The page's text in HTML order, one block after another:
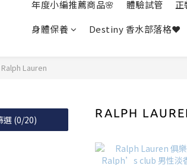
年度小編推薦商品🌸
體驗試管 正
身體保養
Destiny 香水部落格❤️
Ralph Lauren
選 (0/20) RALPH